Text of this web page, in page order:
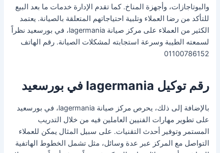
والبوتاجازات، وأجهزة المناخ. كما تقدم الإدارة خدمات ما بعد البيع
للتأكد من رضا العملاء وتلبية احتياجاتهم المتعلقة بالصيانة. يعتمد
الكثير من العملاء على مركز صيانة lagermania، في بورسعيد نظراً
لسمعته الطيبة وسرعة استجابته لمشكلات الصيانة. رقم الهاتف
01100786152
رقم توكيل lagermania في بورسعيد
بالإضافة إلى ذلك، يحرص مركز صيانة lagermania، في بورسعيد
على تطوير مهارات الفنيين العاملين فيه من خلال التدريب
المستمر وتوفير أحدث التقنيات. على سبيل المثال يمكن للعملاء
التواصل مع المركز عبر عدة وسائل، مثل تشمل الخطوط الهاتفية